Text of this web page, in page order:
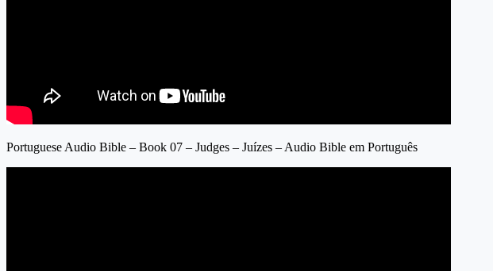
Portuguese Audio Bible – Book 07 – Judges – Juízes – Audio Bible em Português